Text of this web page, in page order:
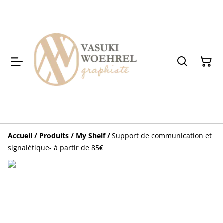
Accueil / Produits / My Shelf / Support de communication et
signalétique- à partir de 85€